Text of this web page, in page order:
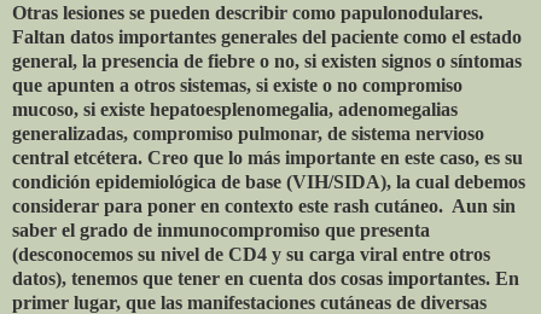
Otras lesiones se pueden describir como papulonodulares.
Faltan datos importantes generales del paciente como el estado
general, la presencia de fiebre o no, si existen signos o síntomas
que apunten a otros sistemas, si existe o no compromiso
mucoso, si existe hepatoesplenomegalia, adenomegalias
generalizadas, compromiso pulmonar, de sistema nervioso
central etcétera. Creo que lo más importante en este caso, es su
condición epidemiológica de base (VIH/SIDA), la cual debemos
considerar para poner en contexto este rash cutáneo. Aun sin
saber el grado de inmunocompromiso que presenta
(desconocemos su nivel de CD4 y su carga viral entre otros
datos), tenemos que tener en cuenta dos cosas importantes. En
primer lugar, que las manifestaciones cutáneas de diversas